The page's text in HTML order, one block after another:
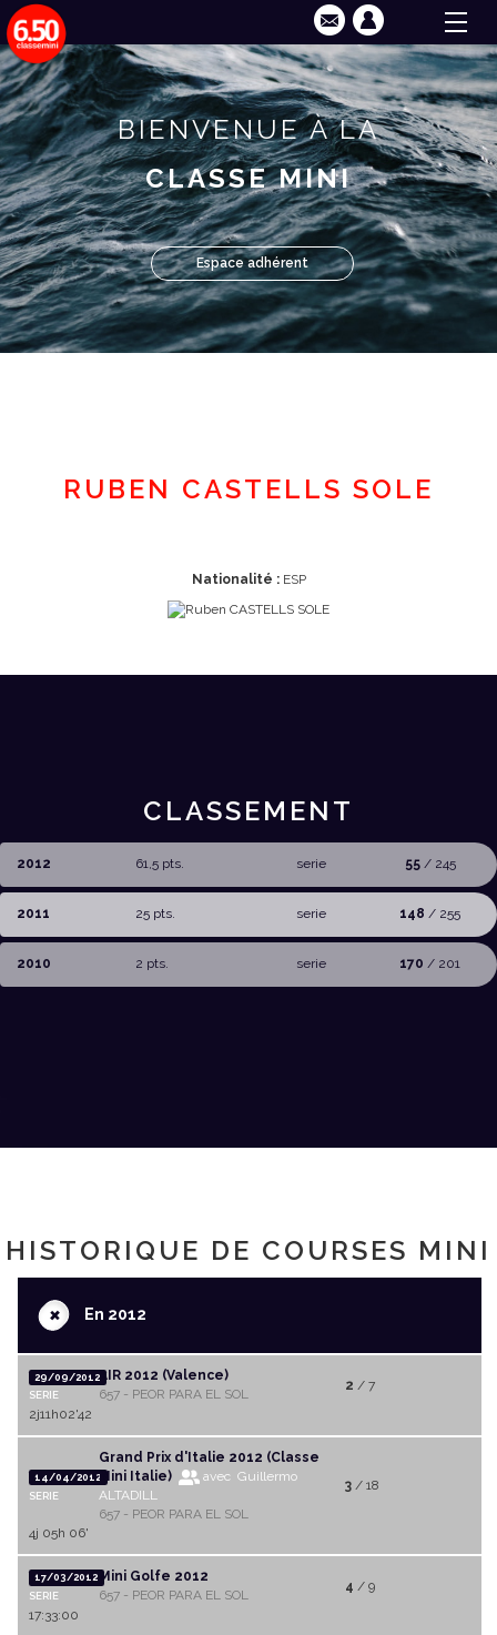
BIENVENUE À LA
CLASSE MINI
Espace adhérent
RUBEN CASTELLS SOLE
Nationalité :ESP
CLASSEMENT
2012 61,5 pts. serie 55/ 245
2011 25 pts. serie 148 / 255
2010 2 pts. serie 170 / 201
HISTORIQUE DE COURSES MINI
+En 2012
29/09/2012
SERIE
AIR 2012 (Valence)
657 - PEOR PARA EL SOL
2 / 7
2j11h02'42
14/04/2012
SERIE
Grand Prix d'Italie 2012 (Classe
Mini Italie)
avec Guillermo
ALTADILL
657 - PEOR PARA EL SOL
3/ 18
4j 05h 06'
17/03/2012
SERIE
Mini Golfe 2012
657 - PEOR PARA EL SOL
4 / 9
17:33:00